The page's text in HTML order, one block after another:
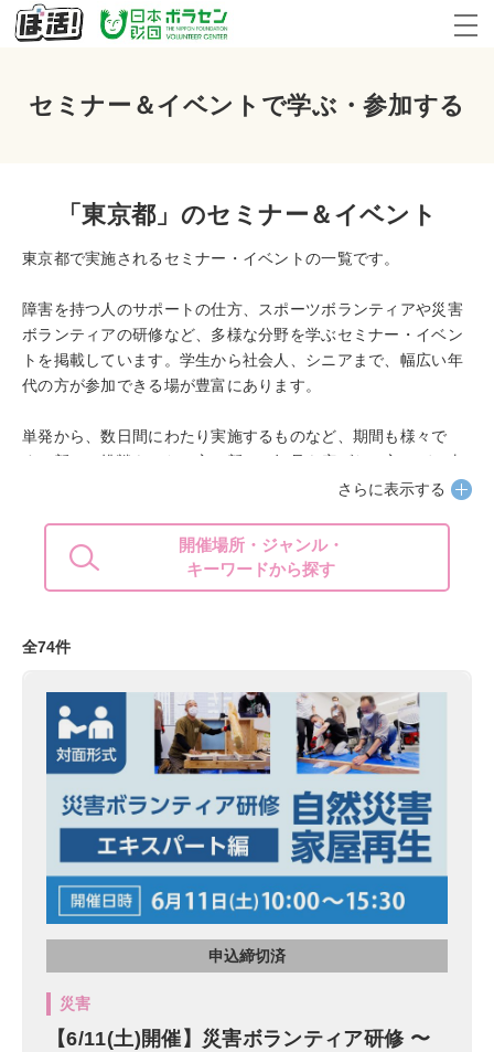
セミナー＆イベントで学ぶ・参加する
「東京都」のセミナー＆イベント
東京都で実施されるセミナー・イベントの一覧です。
障害を持つ人のサポートの仕方、スポーツボランティアや災害
ボランティアの研修など、多様な分野を学ぶセミナー・イベン
トを掲載しています。学生から社会人、シニアまで、幅広い年
代の方が参加できる場が豊富にあります。
単発から、数日間にわたり実施するものなど、期間も様々で
す。新しい挑戦をしたい方、新しい知見を広げたい方、ぜひ東
京都のセミナー・イベント一覧に目を通してみてください。
さらに表示する
開催場所・ジャンル・
キーワードから探す
全74件
申込締切済
災害
【6/11(土)開催】災害ボランティア研修 〜